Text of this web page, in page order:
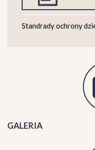
Standrady ochrony
GALERIA